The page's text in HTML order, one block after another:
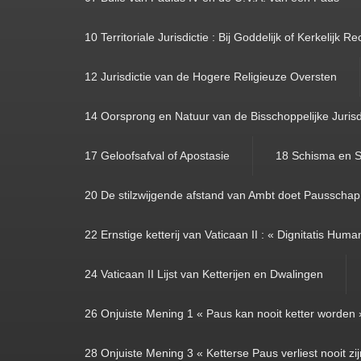
10 Territoriale Jurisdictie : Bij Goddelijk of Kerkelijk
12 Jurisdictie van de Hogere Religieuze Oversten
14 Oorsprong en Natuur van de Bisschoppelijke
17 Geloofsafval of Apostasie 18 Schisma en
20 De stilzwijgende afstand van Ambt doet
22 Ernstige ketterij van Vaticaan II : « Dignitatis
24 Vaticaan II Lijst van Ketterijen en Dwalingen
26 Onjuiste Mening 1 « Paus kan nooit ketter worden
28 Onjuiste Mening 3 « Ketterse Paus verliest nooit